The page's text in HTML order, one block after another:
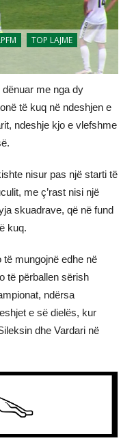
TOP LAJME
me nga dy
të kuq në ndeshjen e
ndeshje kjo e vlefshme
nisur pas një starti të
me ç’rast nisi një
skuadrave, që në fund
kuq.
mungojnë edhe në
të përballen sërish
ndërsa
e së dielës, kur
dhe Vardari në